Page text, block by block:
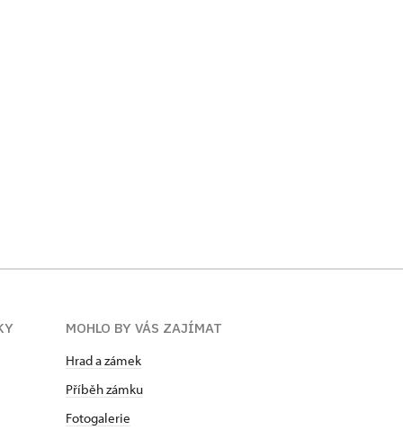
MOHLO BY VÁS ZAJÍMAT
Hrad a zámek
Příběh zámku
Fotogalerie